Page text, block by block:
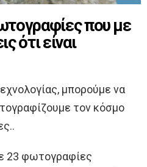
που με
ότι είναι
μπορούμε να
τον κόσμο
23 φωτογραφίες